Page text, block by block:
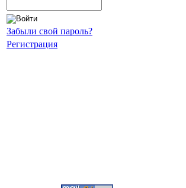
Забыли свой пароль?
Регистрация